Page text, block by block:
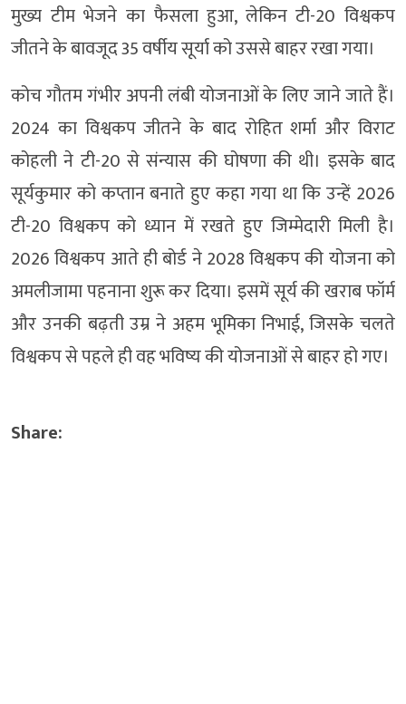
मुख्य टीम भेजने का फैसला हुआ, लेकिन टी-20 विश्वकप
जीतने के बावजूद 35 वर्षीय सूर्या को उससे बाहर रखा गया।
कोच गौतम गंभीर अपनी लंबी योजनाओं के लिए जाने जाते हैं।
2024 का विश्वकप जीतने के बाद रोहित शर्मा और विराट
कोहली ने टी-20 से संन्यास की घोषणा की थी। इसके बाद
सूर्यकुमार को कप्तान बनाते हुए कहा गया था कि उन्हें 2026
टी-20 विश्वकप को ध्यान में रखते हुए जिम्मेदारी मिली है।
2026 विश्वकप आते ही बोर्ड ने 2028 विश्वकप की योजना को
अमलीजामा पहनाना शुरू कर दिया। इसमें सूर्य की खराब फॉर्म
और उनकी बढ़ती उम्र ने अहम भूमिका निभाई, जिसके चलते
विश्वकप से पहले ही वह भविष्य की योजनाओं से बाहर हो गए।
Share: